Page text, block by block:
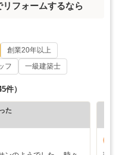
フォームするなら
創業20年以上
フ 一級建築士
件）
た